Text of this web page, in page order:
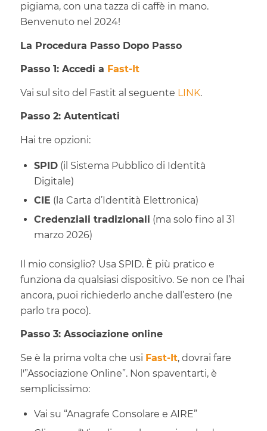
pigiama, con una tazza di caffè in mano.
Benvenuto nel 2024!
La Procedura Passo Dopo Passo
Passo 1: Accedi a Fast-It
Vai sul sito del Fastit al seguente LINK.
Passo 2: Autenticati
Hai tre opzioni:
SPID (il Sistema Pubblico di Identità
Digitale)
CIE (la Carta d’Identità Elettronica)
Credenziali tradizionali (ma solo fino al 31
marzo 2026)
Il mio consiglio? Usa SPID. È più pratico e
funziona da qualsiasi dispositivo. Se non ce l’hai
ancora, puoi richiederlo anche dall’estero (ne
parlo tra poco).
Passo 3: Associazione online
Se è la prima volta che usi Fast-It, dovrai fare
l'”Associazione Online”. Non spaventarti, è
semplicissimo:
Vai su “Anagrafe Consolare e AIRE”